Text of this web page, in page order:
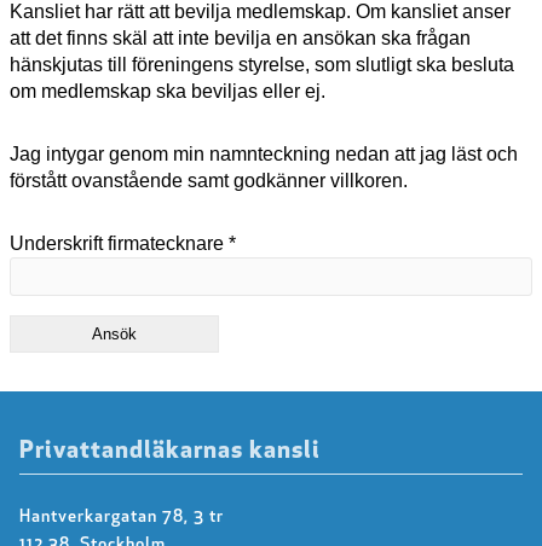
Kansliet har rätt att bevilja medlemskap. Om kansliet anser
att det finns skäl att inte bevilja en ansökan ska frågan
hänskjutas till föreningens styrelse, som slutligt ska besluta
om medlemskap ska beviljas eller ej.
Jag intygar genom min namnteckning nedan att jag läst och
förstått ovanstående samt godkänner villkoren.
Underskrift firmatecknare *
Privattandläkarnas kansli
Hantverkargatan 78, 3 tr